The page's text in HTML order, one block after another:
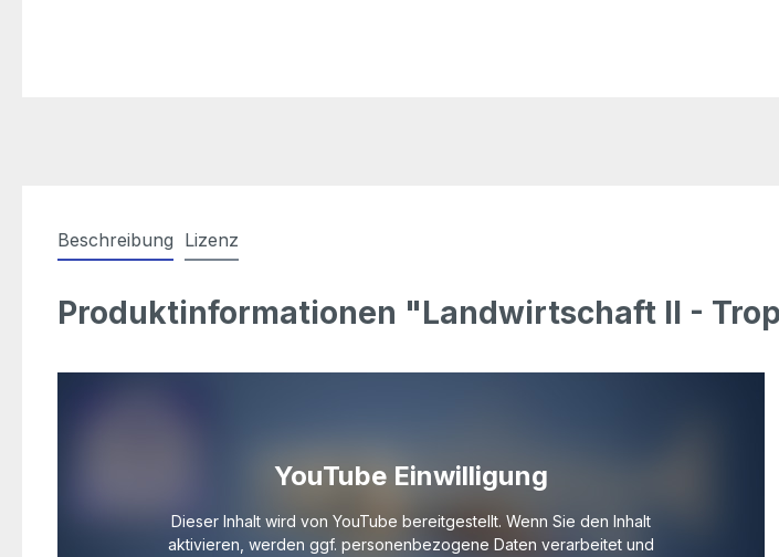
Beschreibung Lizenz
Produktinformationen "Landwirtschaft II -
YouTube Einwilligung
Dieser Inhalt wird von YouTube bereitgestellt. Wenn Sie den Inhalt
aktivieren, werden ggf. personenbezogene Daten verarbeitet und